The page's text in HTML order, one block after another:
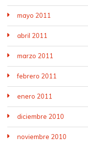
mayo 2011
abril 2011
marzo 2011
febrero 2011
enero 2011
diciembre 2010
noviembre 2010